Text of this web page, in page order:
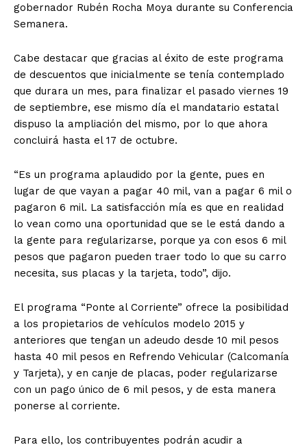
gobernador Rubén Rocha Moya durante su Conferencia
Semanera.
Cabe destacar que gracias al éxito de este programa
de descuentos que inicialmente se tenía contemplado
que durara un mes, para finalizar el pasado viernes 19
de septiembre, ese mismo día el mandatario estatal
dispuso la ampliación del mismo, por lo que ahora
concluirá hasta el 17 de octubre.
“Es un programa aplaudido por la gente, pues en
lugar de que vayan a pagar 40 mil, van a pagar 6 mil o
pagaron 6 mil. La satisfacción mía es que en realidad
lo vean como una oportunidad que se le está dando a
la gente para regularizarse, porque ya con esos 6 mil
pesos que pagaron pueden traer todo lo que su carro
necesita, sus placas y la tarjeta, todo”, dijo.
El programa “Ponte al Corriente” ofrece la posibilidad
a los propietarios de vehículos modelo 2015 y
anteriores que tengan un adeudo desde 10 mil pesos
hasta 40 mil pesos en Refrendo Vehicular (Calcomanía
y Tarjeta), y en canje de placas, poder regularizarse
con un pago único de 6 mil pesos, y de esta manera
ponerse al corriente.
Para ello, los contribuyentes podrán acudir a